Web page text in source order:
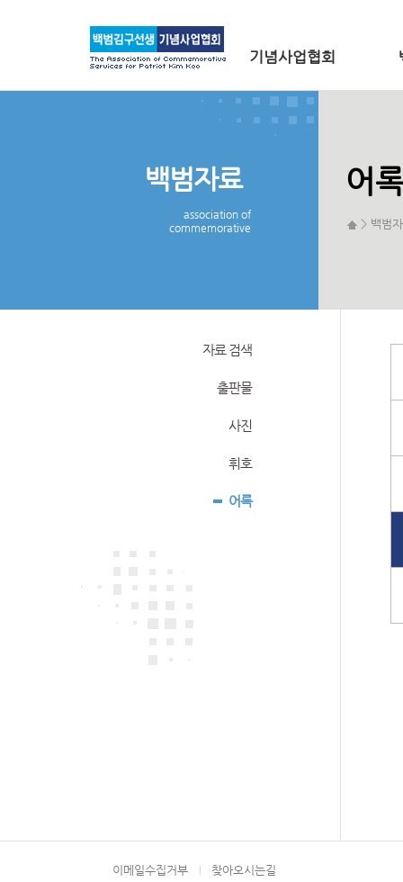
기념사업협회
백범자료
association of
commemorative
어
> 백범
자료 검색
출판물
사진
휘호
어록
이메일수집거부 찾아오시는길